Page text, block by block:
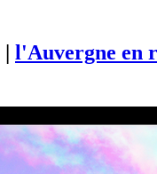
| l'Auvergne en